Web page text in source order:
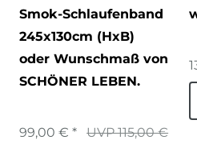
Smok-Schlaufenband
245x130cm (HxB)
oder Wunschmaß von
SCHÖNER LEBEN.
UVP 115,00 €
99,00 € *